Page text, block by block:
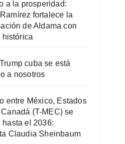
a la prosperidad:
fortalece la
de Aldama con
histórica
cuba se está
a nosotros
entre México, Estados
(T-MEC) se
hasta el 2036:
Claudia Sheinbaum